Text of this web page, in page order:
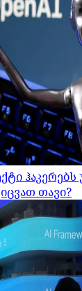
ჰაკერებს
თავი?